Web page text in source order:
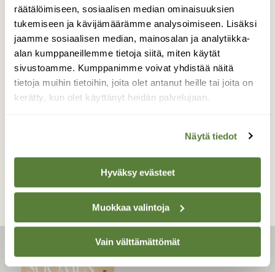
räätälöimiseen, sosiaalisen median ominaisuuksien
tukemiseen ja kävijämäärämme analysoimiseen. Lisäksi
jaamme sosiaalisen median, mainosalan ja analytiikka-
alan kumppaneillemme tietoja siitä, miten käytät
sivustoamme. Kumppanimme voivat yhdistää näitä
tietoja muihin tietoihin, joita olet antanut heille tai joita on
kerätty, kun olet käyttänyt heidän palvelujaan.
Näytä tiedot
Hyväksy evästeet
Muokkaa valintoja
Vain välttämättömät
Maaliskuu
Pienet sadepisarat pajunkissalla
Valokuvaaja: Leena Rissanen, Valtimo maaliskuu
TAKAISIN LISTAAN
LEHTI